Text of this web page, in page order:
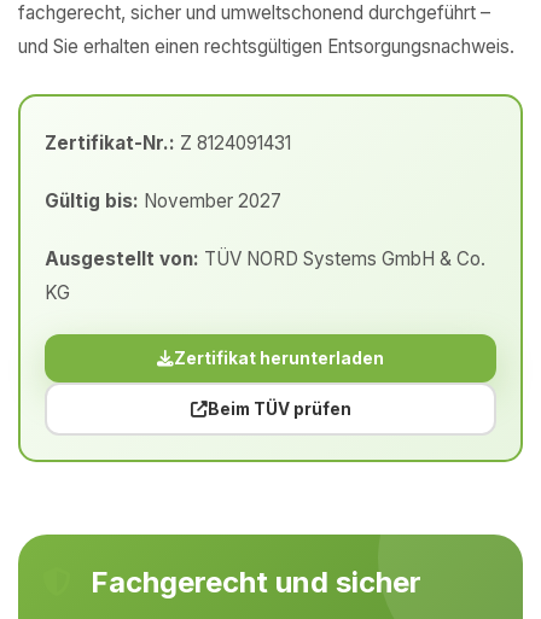
fachgerecht, sicher und umweltschonend durchgeführt –
und Sie erhalten einen rechtsgültigen Entsorgungsnachweis.
Zertifikat-Nr.: Z 8124091431
Gültig bis: November 2027
Ausgestellt von: TÜV NORD Systems GmbH & Co.
KG
Zertifikat herunterladen
Beim TÜV prüfen
Fachgerecht und sicher